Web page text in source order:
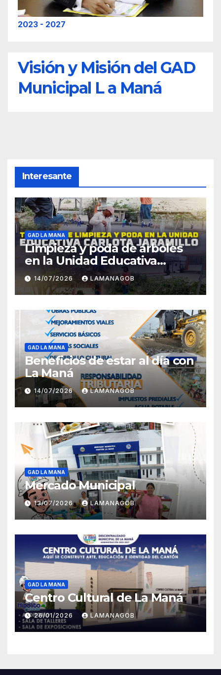
2023 - 2027
Visión y Misión del GAD
Municipal L a Maná
Interesante
GAD LA MANA
Limpieza y poda de árboles
en la Unidad Educativa
Carlota Jaramillo
14/07/2026 LAMANAGOB
GAD LA MANA
Beneficios de estar al día con
La Maná
14/07/2026 LAMANAGOB
GAD LA MANA
Mercado Municipal
13/07/2026 LAMANAGOB
GAD LA MANA
Centro Cultural de La Maná
26/01/2026 LAMANAGOB